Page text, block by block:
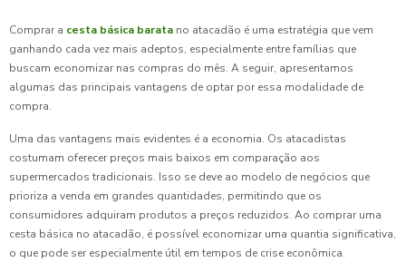
Comprar a cesta básica barata no atacadão é uma estratégia que vem
ganhando cada vez mais adeptos, especialmente entre famílias que
buscam economizar nas compras do mês. A seguir, apresentamos
algumas das principais vantagens de optar por essa modalidade de
compra.
Uma das vantagens mais evidentes é a economia. Os atacadistas
costumam oferecer preços mais baixos em comparação aos
supermercados tradicionais. Isso se deve ao modelo de negócios que
prioriza a venda em grandes quantidades, permitindo que os
consumidores adquiram produtos a preços reduzidos. Ao comprar uma
cesta básica no atacadão, é possível economizar uma quantia significativa,
o que pode ser especialmente útil em tempos de crise econômica.